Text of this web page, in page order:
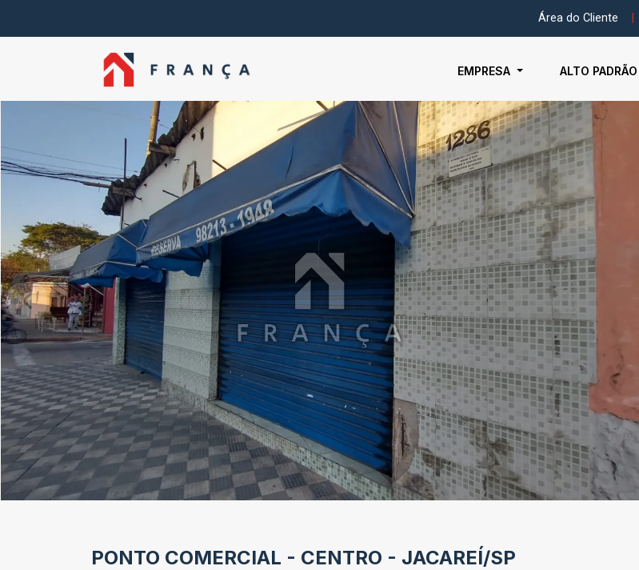
Área do Cliente
EMPRESA ALTO PADRÃO
PONTO COMERCIAL - CENTRO - JACAREÍ/SP